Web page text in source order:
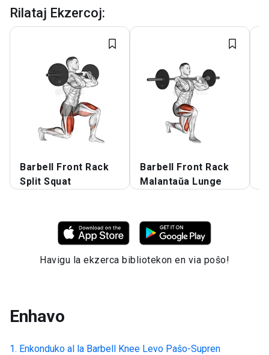
Rilataj Ekzercoj:
Barbell Front Rack
Split Squat
Barbell Front Rack
Malantaŭa Lunge
Havigu la ekzerca bibliotekon en via poŝo!
Enhavo
Enkonduko al la Barbell Knee Levo Paŝo-Supren